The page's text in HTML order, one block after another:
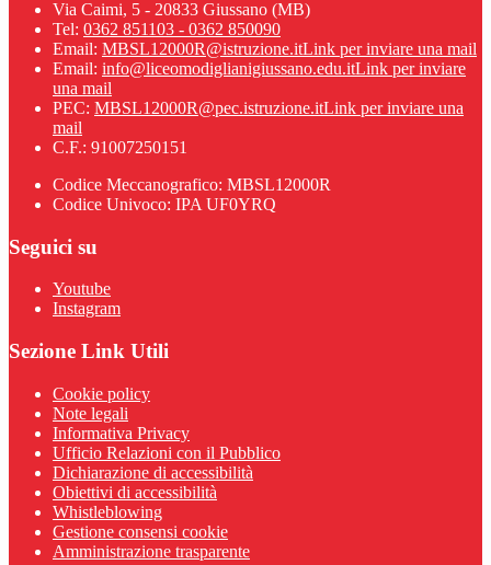
Via Caimi, 5 - 20833 Giussano (MB)
Tel: 0362 851103 - 0362 850090
Email: MBSL12000R@istruzione.itLink per inviare una mail
Email: info@liceomodiglianigiussano.edu.itLink per inviare
una mail
PEC: MBSL12000R@pec.istruzione.itLink per inviare una
mail
C.F.: 91007250151
Codice Meccanografico: MBSL12000R
Codice Univoco: IPA UF0YRQ
Seguici su
Youtube
Instagram
Sezione Link Utili
Cookie policy
Note legali
Informativa Privacy
Ufficio Relazioni con il Pubblico
Dichiarazione di accessibilità
Obiettivi di accessibilità
Whistleblowing
Gestione consensi cookie
Amministrazione trasparente